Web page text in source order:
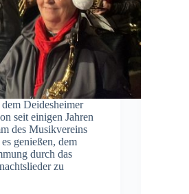
Deidesheimer
seit einigen Jahren
des Musikvereins
genießen, dem
durch das
zu